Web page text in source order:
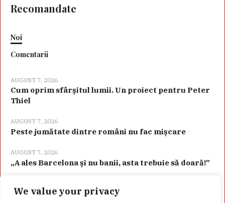
We value your privacy
Recomandate
Noi
Comentarii
AUGUST 7, 2026
Cum oprim sfârșitul lumii. Un proiect pentru Peter
Thiel
AUGUST 7, 2026
Peste jumătate dintre români nu fac mișcare
AUGUST 7, 2026
„A ales Barcelona și nu banii, asta trebuie să doară!”
Categorii